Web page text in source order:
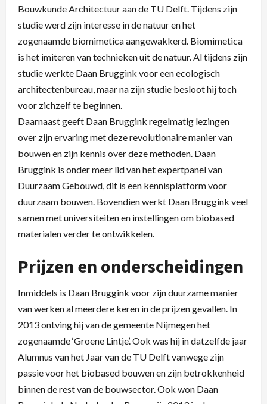
Bouwkunde Architectuur aan de TU Delft. Tijdens zijn
studie werd zijn interesse in de natuur en het
zogenaamde biomimetica aangewakkerd. Biomimetica
is het imiteren van technieken uit de natuur. Al tijdens zijn
studie werkte Daan Bruggink voor een ecologisch
architectenbureau, maar na zijn studie besloot hij toch
voor zichzelf te beginnen.
Daarnaast geeft Daan Bruggink regelmatig lezingen
over zijn ervaring met deze revolutionaire manier van
bouwen en zijn kennis over deze methoden. Daan
Bruggink is onder meer lid van het expertpanel van
Duurzaam Gebouwd, dit is een kennisplatform voor
duurzaam bouwen. Bovendien werkt Daan Bruggink veel
samen met universiteiten en instellingen om biobased
materialen verder te ontwikkelen.
Prijzen en onderscheidingen
Inmiddels is Daan Bruggink voor zijn duurzame manier
van werken al meerdere keren in de prijzen gevallen. In
2013 ontving hij van de gemeente Nijmegen het
zogenaamde ‘Groene Lintje’. Ook was hij in datzelfde jaar
Alumnus van het Jaar van de TU Delft vanwege zijn
passie voor het biobased bouwen en zijn betrokkenheid
binnen de rest van de bouwsector. Ook won Daan